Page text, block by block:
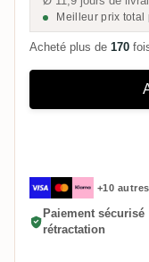
Meilleur prix total
Acheté plus de 170
+10 autres
Paiement sécurisé
rétractation